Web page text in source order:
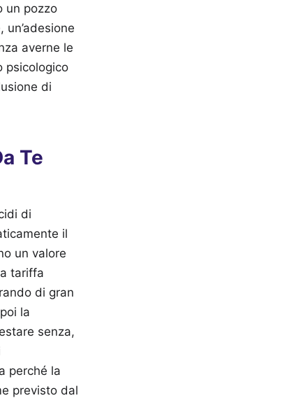
un pozzo
averne le
psicologico
di
Te
di
il
un valore
tariffa
di gran
la
senza,
perché la
previsto dal